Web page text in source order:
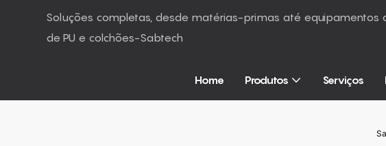
Soluções completas, desde matérias-primas até equipamentos
de PU e colchões-Sabtech
Home Produtos Serviços